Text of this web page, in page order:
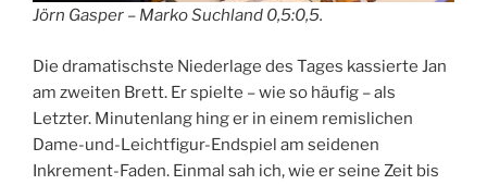
Jörn Gasper – Marko Suchland 0,5:0,5.
Die dramatischste Niederlage des Tages kassierte Jan
am zweiten Brett. Er spielte – wie so häufig – als
Letzter. Minutenlang hing er in einem remislichen
Dame-und-Leichtfigur-Endspiel am seidenen
Inkrement-Faden. Einmal sah ich, wie er seine Zeit bis